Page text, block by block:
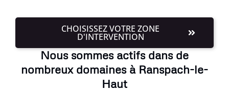
CHOISISSEZ VOTRE ZONE
D'INTERVENTION
Nous sommes actifs dans de
nombreux domaines à Ranspach-le-
Haut